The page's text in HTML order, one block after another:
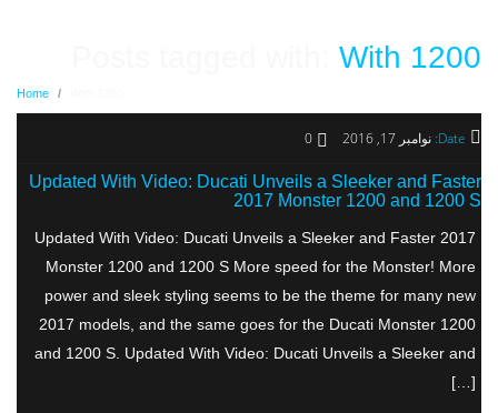
Posts tagged with:With 1200
Home
Date: نوامبر 17, 2016 0
Updated With Video: Ducati Unveils a Sleeker and Faster
2017 Monster 1200 and 1200 S
Updated With Video: Ducati Unveils a Sleeker and Faster 2017
Monster 1200 and 1200 S More speed for the Monster! More
power and sleek styling seems to be the theme for many new
2017 models, and the same goes for the Ducati Monster 1200
and 1200 S. Updated With Video: Ducati Unveils a Sleeker and
[…]